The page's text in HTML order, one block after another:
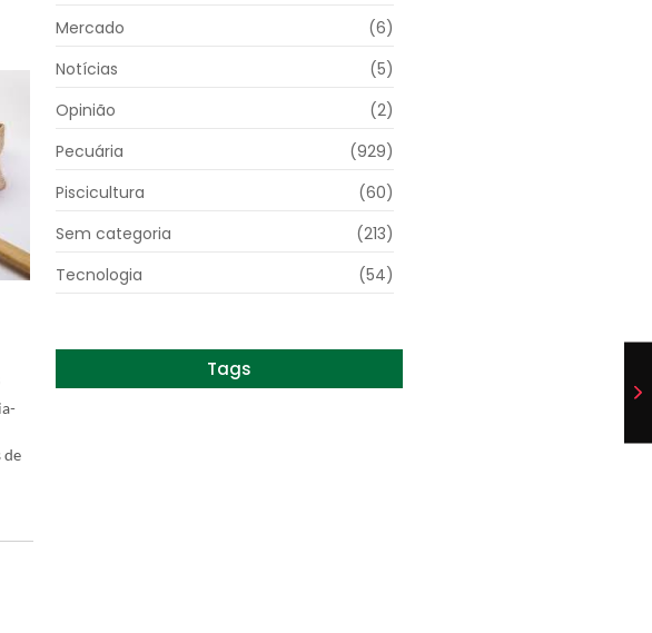
de
Mercado
(6)
Notícias
(5)
Opinião
(2)
Pecuária
(929)
Piscicultura
(60)
Sem categoria
(213)
Tecnologia
(54)
Tags